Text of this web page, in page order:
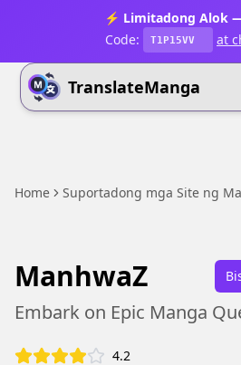
⚡ Limitadong Alok
Code:
T1P15VV at
TranslateManga
Home Suportadong mga Site ng
ManhwaZ
Embark on Epic Manga
4.2